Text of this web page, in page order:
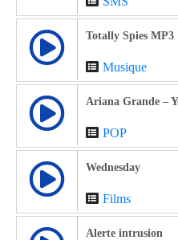
Totally Spies MP3
Musique
Ariana Grande –
POP
Wednesday
Films
Alerte intrusion